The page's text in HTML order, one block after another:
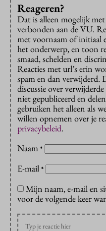
Reageren?
Dat is alleen mogelijk
verbonden aan de VU.
met voornaam of initiaal
het onderwerp, en toon
smaad, schelden en
Reacties met url’s erin
spam en dan verwijderd.
discussie over
niet gepubliceerd en
gebruiken het alleen als
willen opnemen over je
privacybeleid.
Naam *
E-mail *
Mijn naam, e-mail en
voor de volgende keer